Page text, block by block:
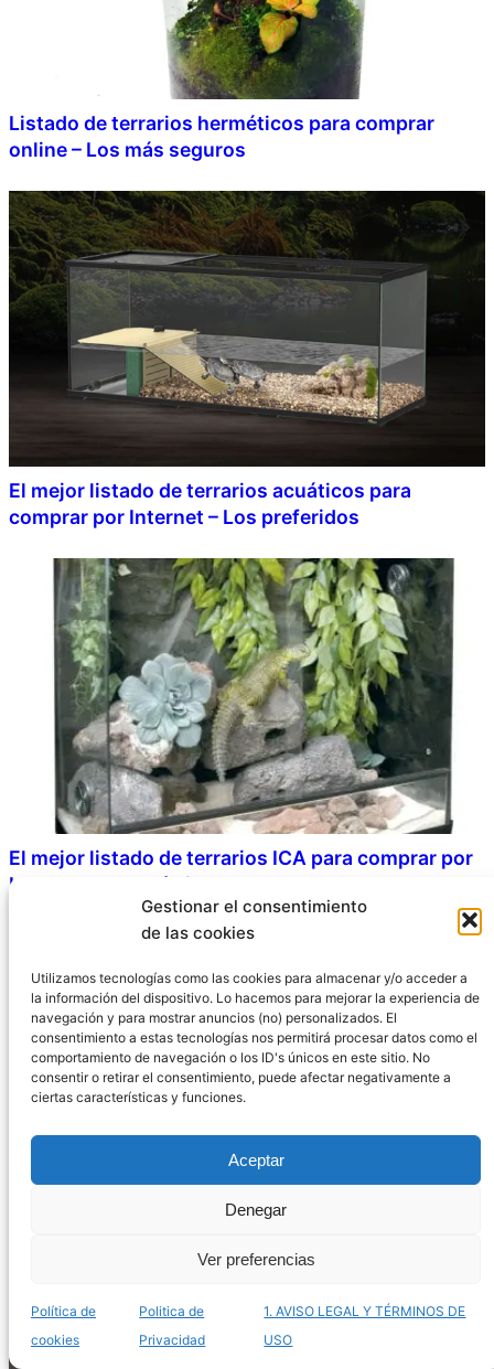
Gestionar el consentimiento
de las cookies
Utilizamos tecnologías como las cookies para almacenar y/o acceder a
la información del dispositivo. Lo hacemos para mejorar la experiencia de
navegación y para mostrar anuncios (no) personalizados. El
consentimiento a estas tecnologías nos permitirá procesar datos como el
comportamiento de navegación o los ID's únicos en este sitio. No
consentir o retirar el consentimiento, puede afectar negativamente a
ciertas características y funciones.
Aceptar
Denegar
Ver preferencias
Política de
cookies
Politica de
Privacidad
1. AVISO LEGAL Y TÉRMINOS DE
USO
Listado de terrarios herméticos para comprar
online – Los más seguros
El mejor listado de terrarios acuáticos para
comprar por Internet – Los preferidos
El mejor listado de terrarios ICA para comprar por
Internet – Los más innovadores
Listado de terrarios mayas para comprar online –
Los más enigmáticos